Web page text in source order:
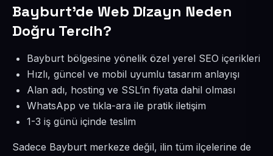
Bayburt’de Web Dizayn Neden
Doğru Tercih?
Bayburt bölgesine yönelik özel yerel SEO içerikleri
Hızlı, güncel ve mobil uyumlu tasarım anlayışı
Alan adı, hosting ve SSL’in fiyata dahil olması
WhatsApp ve tıkla-ara ile pratik iletişim
1-3 iş günü içinde teslim
Sadece Bayburt merkeze değil, ilin tüm ilçelerine de